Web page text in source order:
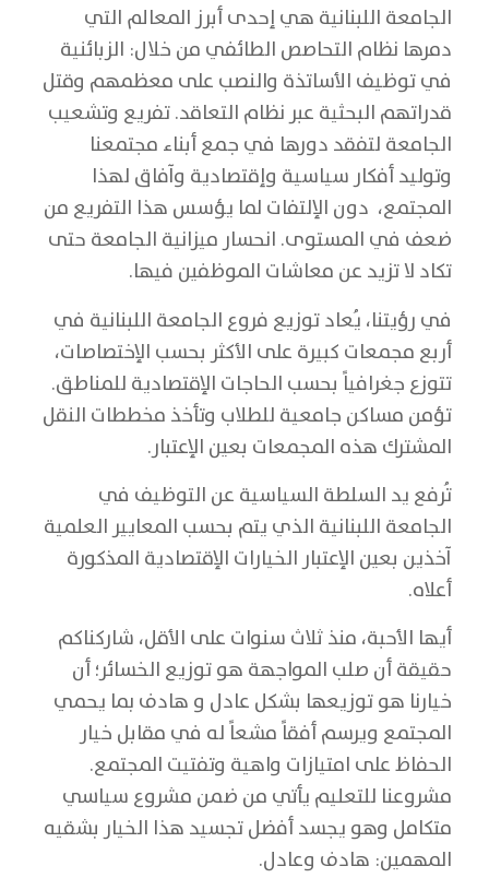
الجامعة اللبنانية هي إحدى أبرز المعالم التي
دمرها نظام التحاصص الطائفي من خلال: الزبائنية
في توظيف الأساتذة والنصب على معظمهم وقتل
قدراتهم البحثية عبر نظام التعاقد. تفريع وتشعيب
الجامعة لتفقد دورها في جمع أبناء مجتمعنا
وتوليد أفكار سياسية وإقتصادية وآفاق لهذا
المجتمع، دون الإلتفات لما يؤسس هذا التفريع من
ضعف في المستوى. انحسار ميزانية الجامعة حتى
تكاد لا تزيد عن معاشات الموظفين فيها.
في رؤيتنا، يُعاد توزيع فروع الجامعة اللبنانية في
أربع مجمعات كبيرة على الأكثر بحسب الإختصاصات،
تتوزع جغرافياً بحسب الحاجات الإقتصادية للمناطق.
تؤمن مساكن جامعية للطلاب وتأخذ مخططات النقل
المشترك هذه المجمعات بعين الإعتبار.
تُرفع يد السلطة السياسية عن التوظيف في
الجامعة اللبنانية الذي يتم بحسب المعايير العلمية
آخذين بعين الإعتبار الخيارات الإقتصادية المذكورة
أعلاه.
أيها الأحبة، منذ ثلاث سنوات على الأقل، شاركناكم
حقيقة أن صلب المواجهة هو توزيع الخسائر؛ أن
خيارنا هو توزيعها بشكل عادل و هادف بما يحمي
المجتمع ويرسم أفقاً مشعاً له في مقابل خيار
الحفاظ على امتيازات واهية وتفتيت المجتمع.
مشروعنا للتعليم يأتي من ضمن مشروع سياسي
متكامل وهو يجسد أفضل تجسيد هذا الخيار بشقيه
المهمين: هادف وعادل.